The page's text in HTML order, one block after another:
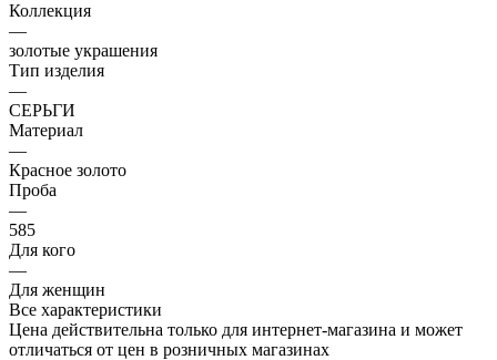
Коллекция
—
золотые украшения
Тип изделия
—
СЕРЬГИ
Материал
—
Красное золото
Проба
—
585
Для кого
—
Для женщин
Все характеристики
Цена действительна только для интернет-магазина и может
отличаться от цен в розничных магазинах